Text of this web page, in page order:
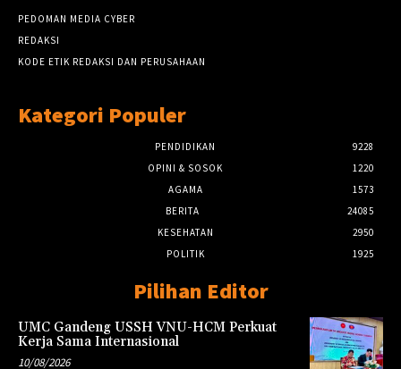
PEDOMAN MEDIA CYBER
REDAKSI
KODE ETIK REDAKSI DAN PERUSAHAAN
Kategori Populer
PENDIDIKAN
9228
OPINI & SOSOK
1220
AGAMA
1573
BERITA
24085
KESEHATAN
2950
POLITIK
1925
Pilihan Editor
UMC Gandeng USSH VNU-HCM Perkuat
Kerja Sama Internasional
10/08/2026